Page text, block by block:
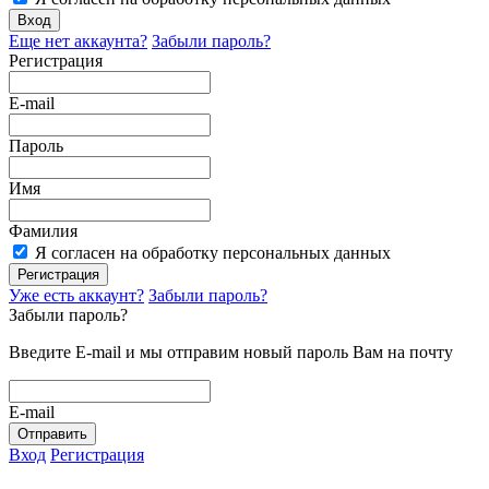
Вход
Еще нет аккаунта? Забыли пароль?
Регистрация
E-mail
Пароль
Имя
Фамилия
Я согласен на обработку персональных данных
Регистрация
Уже есть аккаунт? Забыли пароль?
Забыли пароль?
Введите E-mail и мы отправим новый пароль Вам на почту
E-mail
Отправить
Вход Регистрация